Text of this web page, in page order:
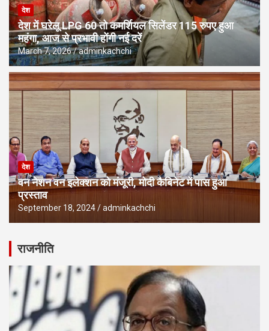
देश
देश में घरेलू LPG 60 तो कमर्शियल सिलेंडर 115 रुपए हुआ
महंगा, आज से प्रभावी होंगी नई दरें
March 7, 2026 adminkachchi
देश
वन नेशन वन इलेक्शन को मंजूरी, मोदी कैबिनेट में पास हुआ
प्रस्ताव
September 18, 2024 adminkachchi
राजनीति